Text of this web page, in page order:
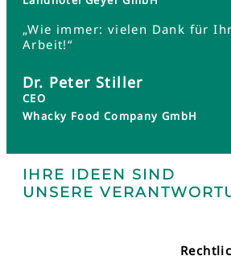
„Wie immer: vielen Dank für
Arbeit!“
Dr. Peter Stiller
CEO
Whacky Food Company GmbH
IHRE IDEEN SIND
UNSERE